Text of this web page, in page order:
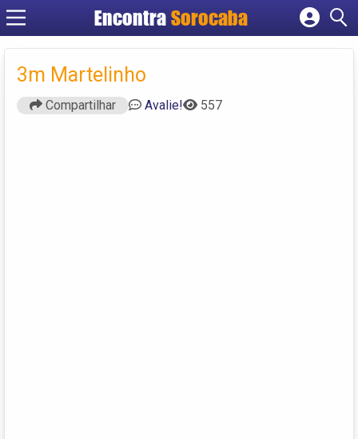
EncontraSorocaba
Cadastrar empresa
3m Martelinho
Compartilhar Avalie! 557